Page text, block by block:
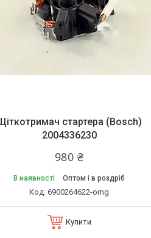
стартера (Bosch)
2004336230
980 ₴
В наявності Оптом і в роздріб
6900264622-omg
Купити